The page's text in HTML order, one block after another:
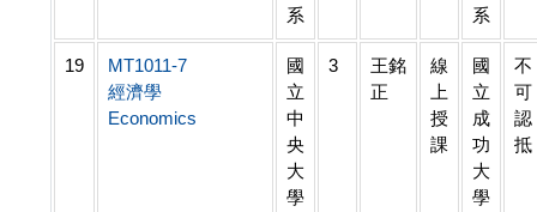
系
系
19
MT1011-7
經濟學
Economics
國
立
中
央
大
學
3
王銘
正
線
上
授
課
國
立
成
功
大
學
不
可
認
抵